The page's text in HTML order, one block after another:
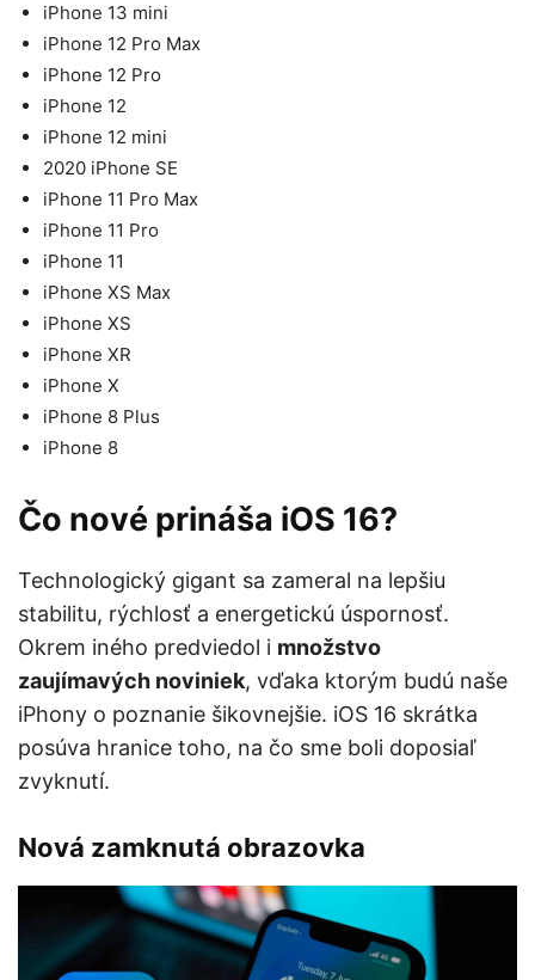
iPhone 13 mini
iPhone 12 Pro Max
iPhone 12 Pro
iPhone 12
iPhone 12 mini
2020 iPhone SE
iPhone 11 Pro Max
iPhone 11 Pro
iPhone 11
iPhone XS Max
iPhone XS
iPhone XR
iPhone X
iPhone 8 Plus
iPhone 8
Čo nové prináša iOS 16?
Technologický gigant sa zameral na lepšiu
stabilitu, rýchlosť a energetickú úspornosť.
Okrem iného predviedol i množstvo
zaujímavých noviniek, vďaka ktorým budú naše
iPhony o poznanie šikovnejšie. iOS 16 skrátka
posúva hranice toho, na čo sme boli doposiaľ
zvyknutí.
Nová zamknutá obrazovka